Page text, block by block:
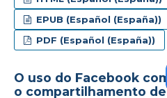
EPUB (Español (España))
PDF (Español (España))
O uso do Facebook
o compartilhamento